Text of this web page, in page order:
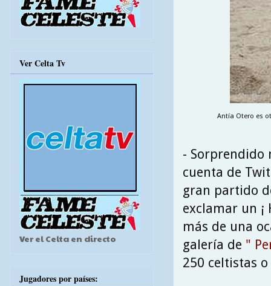
Antía Otero es
- Sorprendido
cuenta de
gran partido
exclamar un ¡
más de una
galería de "
250 celtistas
Ver Celta Tv
Ver el Celta en directo
Jugadores por países: